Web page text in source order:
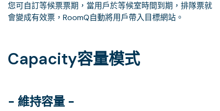
您可自訂等候票票期，當用戶於等候室時間到期，排隊票就
會變成有效票，RoomQ自動將用戶帶入目標網站。
Capacity容量模式
- 維持容量 -